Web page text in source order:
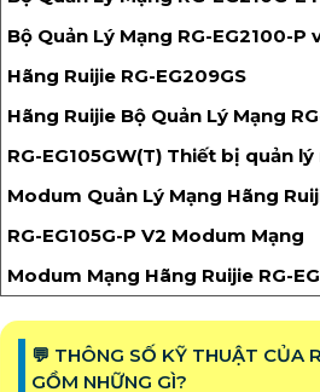
Bộ Quản Lý Mạng RG-EG2100-P
Hãng Ruijie RG-EG209GS
Hãng Ruijie Bộ Quản Lý Mạng
RG-EG105GW(T) Thiết bị quản
Modum Quản Lý Mạng Hãng
RG-EG105G-P V2 Modum Mạng
Modum Mạng Hãng Ruijie RG-
️💬 THÔNG SỐ KỸ THUẬT CỦA
GỒM NHỮNG GÌ?